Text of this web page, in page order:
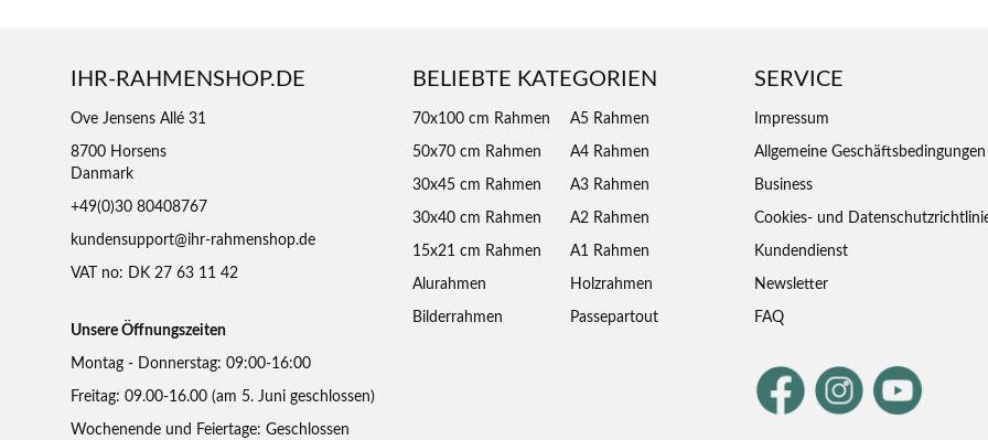
IHR-RAHMENSHOP.DE
Ove Jensens Allé 31
8700 Horsens
Danmark
+49(0)30 80408767
kundensupport@ihr-rahmenshop.de
VAT no: DK 27 63 11 42
Unsere Öffnungszeiten
Montag - Donnerstag: 09:00-16:00
Freitag: 09.00-16.00 (am 5. Juni geschlossen)
Wochenende und Feiertage: Geschlossen
BELIEBTE KATEGORIEN
70x100 cm Rahmen A5 Rahmen
50x70 cm Rahmen A4 Rahmen
30x45 cm Rahmen A3 Rahmen
30x40 cm Rahmen A2 Rahmen
15x21 cm Rahmen A1 Rahmen
Alurahmen Holzrahmen
Bilderrahmen Passepartout
SERVICE
Impressum
Allgemeine Geschäftsbedingungen
Business
Cookies- und
Kundendienst
Newsletter
FAQ